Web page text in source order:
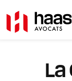
La